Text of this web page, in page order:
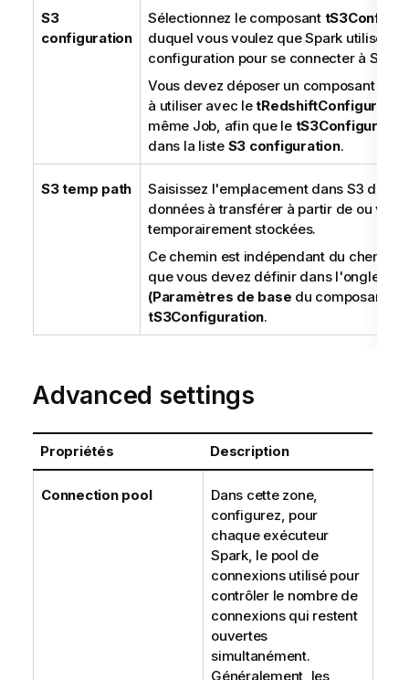
i
o
n
s
S3
configuration
Sélectionnez le composant
duquel vous voulez que Spark utilise
configuration pour se connecter à S3.
Vous devez déposer un composant
à utiliser avec le
même Job, afin que le
dans la liste S3 configuration.
S3 temp path
Saisissez l'emplacement dans S3 dans
données à transférer à partir de ou vers
temporairement stockées.
Ce chemin est indépendant du chemin
que vous devez définir dans l'onglet
(Paramètres de base du composant
tS3Configuration.
Advanced settings
Propriétés Description
Connection pool
Dans cette zone,
configurez, pour
chaque exécuteur
Spark, le pool de
connexions utilisé pour
contrôler le nombre de
connexions qui restent
ouvertes
simultanément.
Généralement, les